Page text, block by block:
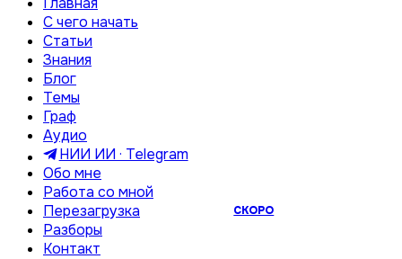
С чего начать
Статьи
Знания
Блог
Темы
Граф
Аудио
НИИ ИИ · Telegram
Обо мне
Работа со мной
Перезагрузка
СКОРО
Разборы
Контакт